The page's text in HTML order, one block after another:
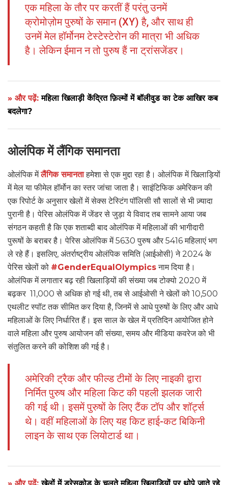
एक महिला के तौर पर करतीं हैं परंतु उनमें
क्रोमोज़ोम पुरुषों के समान (XY) है, और साथ ही
उनमें मेल हॉर्मोनम टेस्टेस्टेरोन की मात्रा भी अधिक
है। लेकिन ईमान न तो पुरुष हैं ना ट्रांसजेंडर।
» और पढ़ें:महिला खिलाड़ी केंद्रित फ़िल्मों में बॉलीवुड का टेक आखिर कब
बदलेगा?
ओलंपिक में लैंगिक समानता
ओलंपिक मेंलैंगिक समानताहमेशा से एक मुद्दा रहा है। ओलंपिक में खिलाड़ियों
में मेल या फीमेल हॉर्मोन का स्तर जांचा जाता है। साइंटिफिक अमेरिकन की
एक रिपोर्ट के अनुसार खेलों में सेक्स टेस्टिंग पॉलिसी सौ सालों से भी ज़्यादा
पुरानी है। पेरिस ओलंपिक में जेंडर से जुड़ा ये विवाद तब सामने आया जब
संगठन कहती है कि एक शताब्दी बाद ओलंपिक में महिलाओं की भागीदारी
पुरूषों के बराबर है। पेरिस ओलंपिक में 5630 पुरुष और 5416 महिलाएं भग
ले रहे हैं। इसलिए, अंतर्राष्ट्रीय ओलंपिक समिति (आईओसी) ने 2024 के
पेरिस खेलों को #GenderEqualOlympicsनाम दिया है।
ओलंपिक में लगातार बढ़ रही खिलाड़ियों की संख्या जब टोक्यो 2020 में
बढ़कर 11,000 से अधिक हो गई थी, तब से आईओसी ने खेलों को 10,500
एथलीट स्पॉट तक सीमित कर दिया है, जिनमें से आधे पुरुषों के लिए और आधे
महिलाओं के लिए निर्धारित हैं। इस साल के खेल में प्रतिदिन आयोजित होने
वाले महिला और पुरुष आयोजन की संख्या, समय और मीडिया कवरेज को भी
संतुलित करने की कोशिश की गई है।
अमेरिकी ट्रैक और फील्ड टीमों के लिए नाइकी द्वारा
निर्मित पुरुष और महिला किट की पहली झलक जारी
की गई थी। इसमें पुरुषों के लिए टैंक टॉप और शॉर्ट्स
थे। वहीं महिलाओं के लिए यह किट हाई-कट बिकिनी
लाइन के साथ एक लियोटार्ड था।
» और पढ़ें:खेलों में ड्रेसकोड के चलते महिला खिलाड़ियों पर थोपे जाते रहे